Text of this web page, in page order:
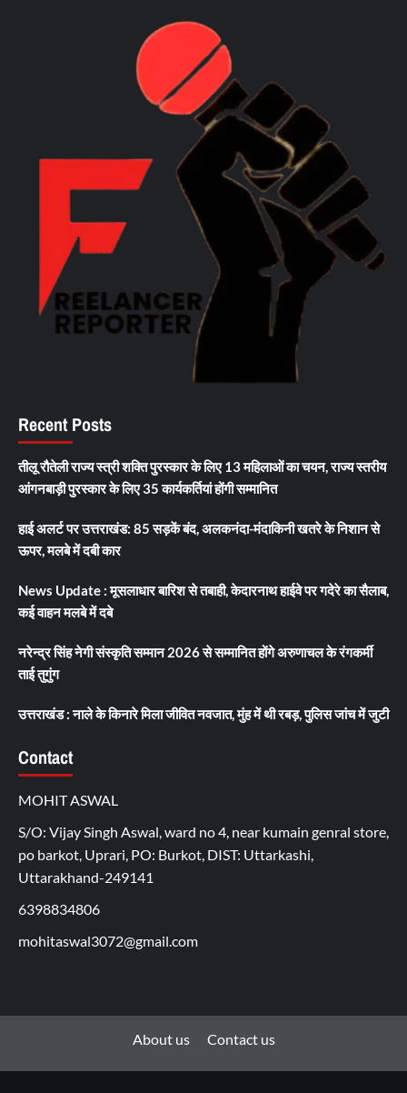
Recent Posts
तीलू रौतेली राज्य स्त्री शक्ति पुरस्कार के लिए 13 महिलाओं का चयन, राज्य स्तरीय
आंगनबाड़ी पुरस्कार के लिए 35 कार्यकर्तियां होंगी सम्मानित
हाई अलर्ट पर उत्तराखंड: 85 सड़कें बंद, अलकनंदा-मंदाकिनी खतरे के निशान से
ऊपर, मलबे में दबी कार
News Update : मूसलाधार बारिश से तबाही, केदारनाथ हाईवे पर गदेरे का सैलाब,
कई वाहन मलबे में दबे
नरेन्द्र सिंह नेगी संस्कृति सम्मान 2026 से सम्मानित होंगे अरुणाचल के रंगकर्मी
ताई तुगुंग
उत्तराखंड : नाले के किनारे मिला जीवित नवजात, मुंह में थी रबड़, पुलिस जांच में जुटी
Contact
MOHIT ASWAL
S/O: Vijay Singh Aswal, ward no 4, near kumain genral store,
po barkot, Uprari, PO: Burkot, DIST: Uttarkashi,
Uttarakhand-249141
6398834806
mohitaswal3072@gmail.com
About us Contact us